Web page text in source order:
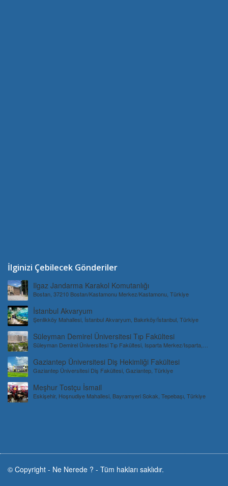
İlginizi Çebilecek Gönderiler
Ilgaz Jandarma Karakol Komutanlığı
Bostan, 37210 Bostan/Kastamonu Merkez/Kastamonu, Türkiye
İstanbul Akvaryum
Şenlikköy Mahallesi, İstanbul Akvaryum, Bakırköy/İstanbul, Türkiye
Süleyman Demirel Üniversitesi Tıp Fakültesi
Süleyman Demirel Üniversitesi Tıp Fakültesi, Isparta Merkez/Isparta,
Gaziantep Üniversitesi Diş Hekimliği Fakültesi
Gaziantep Üniversitesi Diş Fakültesi, Gaziantep, Türkiye
Meşhur Tostçu İsmail
Eskişehir, Hoşnudiye Mahallesi, Bayramyeri Sokak, Tepebaşı, Türkiye
© Copyright - Ne Nerede ? - Tüm hakları saklıdır.